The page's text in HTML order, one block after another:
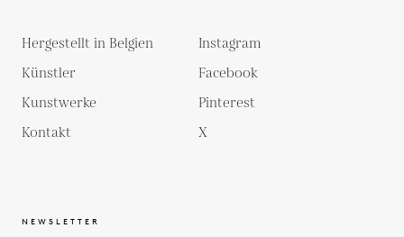
Hergestellt in Belgien
Künstler
Kunstwerke
Kontakt
Instagram
Facebook
Pinterest
X
NEWSLETTER